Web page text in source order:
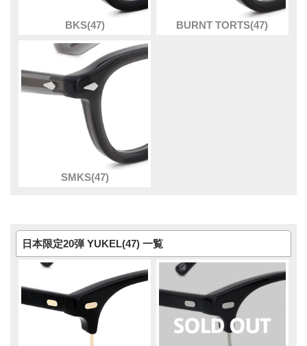
BKS(47) BURNT TORTS(47)
SMKS(47)
日本限定20弾 YUKEL(47) 一覧